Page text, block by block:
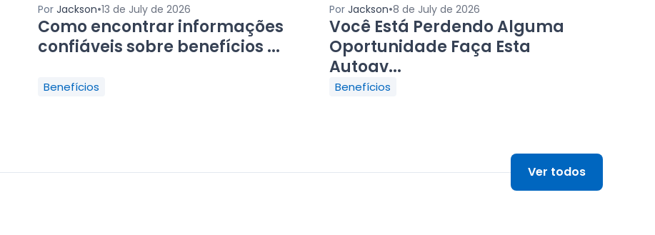
PorJackson•13 de July de 2026
Como encontrar informações
confiáveis sobre benefícios ...
Benefícios
Por Jackson•8 de July de 2026
Você Está Perdendo Alguma
Oportunidade Faça Esta
Autoav...
Benefícios
Ver todos